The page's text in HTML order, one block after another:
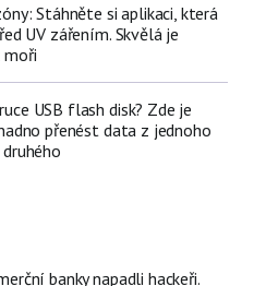
Stáhněte si aplikaci, která
UV zářením. Skvělá je
moři
USB flash disk? Zde je
přenést data z jednoho
banky napadli hackeři.